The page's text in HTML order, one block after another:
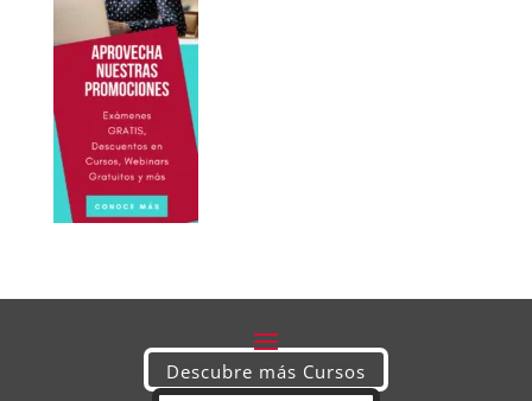
Descubre más Cursos